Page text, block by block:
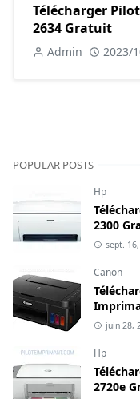
Télécharger
2634 Gratuit
Admin 2023/
POPULAR POSTS
Hp
2300
sept.
Canon
juin 28,
Hp
2720e